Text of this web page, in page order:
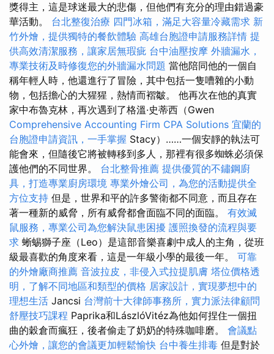
獎得主，這是球迷最大的悲傷，但他們有充分的理由錯過豪
華活動。 台北整復治療 四門冰箱，滿足大容量冷藏需求 新
竹外燴，提供獨特的餐飲體驗 高雄台胞證申請服務詳情 提
供高效清潔服務，讓家居無瑕疵 台中油壓按摩 外牆漏水，
專業技術及時修復您的外牆漏水問題 當他陪同他的一個自
稱年輕人時，他還進行了冒險，其中包括一隻嘈雜的小動
物，包括擔心的大猩猩，熱情而褶皺。 他再次在他的真實
家中布魯克林，再次遇到了格溫·史蒂西（Gwen
Comprehensive Accounting Firm CPA Solutions 宜蘭的
台胞證申請資訊，一手掌握 Stacy）……一個安靜的執法可
能會來，但隨後它將被轉移到多人，那裡有很多蜘蛛必須保
護他們的不同世界。 台北整骨推薦 提供優質的不鏽鋼廚
具，打造專業廚房環境 專業外燴公司，為您的活動提供全
方位支持 但是，世界和平的許多警衛都不同意，而且存在
著一種新的威脅，所有威脅都會面臨不同的面臨。 有效滅
鼠服務，專業公司為您解決鼠患困擾 護照換發的流程與要
求 蜥蜴獅子座（Leo）是這部音樂喜劇中成人的主角，從班
級最喜歡的角度來看，這是一年級小學的最後一年。 可靠
的外燴廠商推薦 音波拉皮，非侵入式拉提肌膚 塔位價格透
明，了解不同地區和類型的價格 居家設計，實現夢想中的
理想生活 Jancsi 台灣前十大律師事務所，實力派法律顧問
舒壓技巧課程 Paprika和LászlóVitéz為他如何捏住一個扭
曲的穀倉而瘋狂，後者偷走了奶奶的特殊咖啡磨。 會議點
心外燴，讓您的會議更加輕鬆愉快 台中養生排毒 但是對於